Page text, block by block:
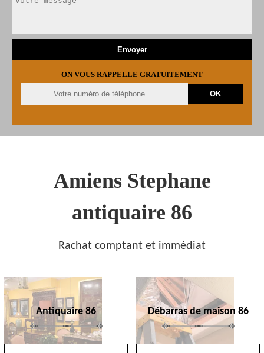
ON VOUS RAPPELLE GRATUITEMENT
Amiens Stephane
antiquaire 86
Rachat comptant et immédiat
Antiquaire 86 Débarras de maison 86